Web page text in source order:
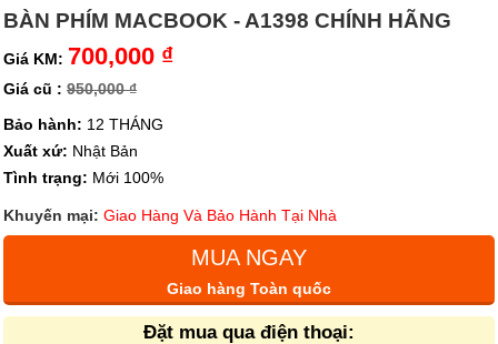
BÀN PHÍM MACBOOK - A1398 CHÍNH HÃNG
Giá KM: 700,000 ₫
Giá cũ : 950,000 ₫
Bảo hành: 12 THÁNG
Xuất xứ: Nhật Bản
Tình trạng: Mới 100%
Khuyến mại: Giao Hàng Và Bảo Hành Tại Nhà
MUA NGAY
Giao hàng Toàn quốc
Đặt mua qua điện thoại: